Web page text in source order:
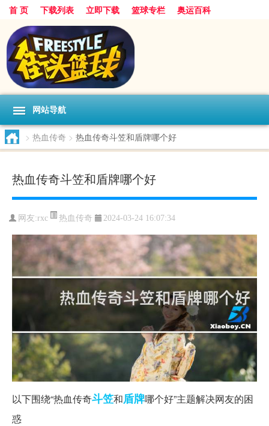
首 页 下载列表 立即下载 篮球专栏 奥运百科
网站导航
> 热血传奇 > 热血传奇斗笠和盾牌哪个好
热血传奇斗笠和盾牌哪个好
网友:rxc 热血传奇 2024-03-24 16:07:34
以下围绕“热血传奇斗笠和盾牌哪个好”主题解决网友的困
惑